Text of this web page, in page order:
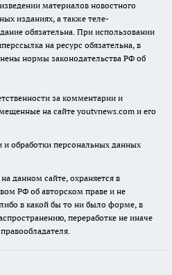
материалов новостного
изданиях, а также теле-
обязательна. При использовании
на ресурс обязательна, в
нормы законодательства РФ об
за комментарии и
на сайте youtvnews.com и его
обработки персональных данных
данном сайте, охраняется в
РФ об авторском праве и не
в какой бы то ни было форме, в
переработке не иначе